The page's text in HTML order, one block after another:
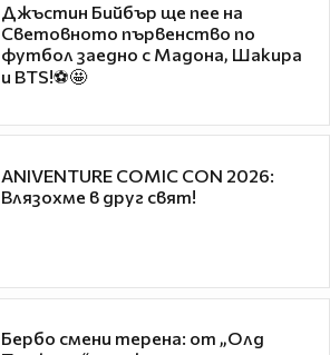
Джъстин Бийбър ще пее на
Световното първенство по
футбол заедно с Мадона, Шакира
и BTS!⚽🤩
ANIVENTURE COMIC CON 2026:
Влязохме в друг свят!
Бербо смени терена: от „Олд